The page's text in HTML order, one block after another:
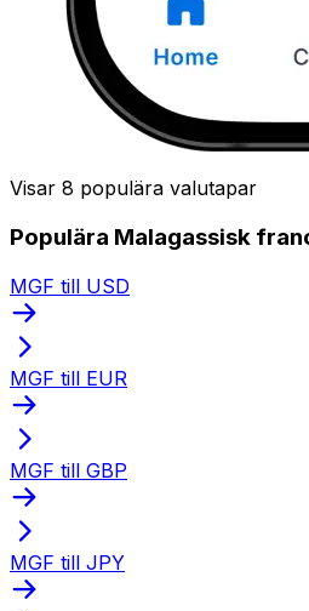
Visar 8 populära valutapar
Populära Malagassisk
MGF till USD
MGF till EUR
MGF till GBP
MGF till JPY